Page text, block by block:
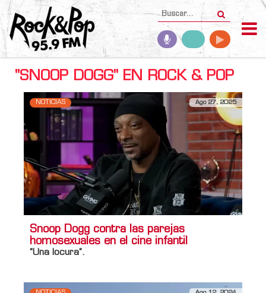
"SNOOP DOGG" EN ROCK & POP
NOTICIAS Ago 27, 2025
Snoop Dogg contra las parejas
homosexuales en el cine infantil
“Una locura”.